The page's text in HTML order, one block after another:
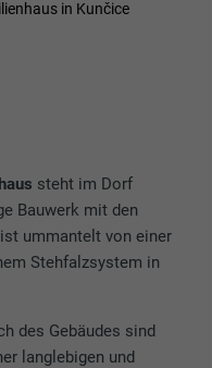
in Kunčice
steht im Dorf
Bauwerk mit den
ummantelt von einer
Stehfalzsystem in
des Gebäudes sind
langlebigen und